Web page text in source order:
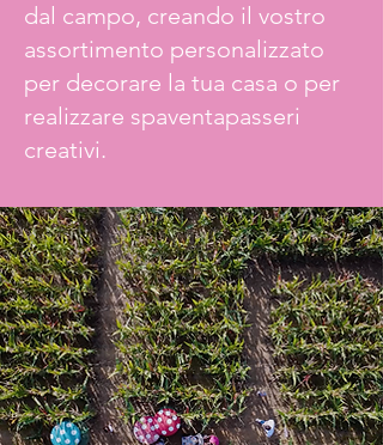
dal campo, creando il vostro
assortimento personalizzato
per decorare la tua casa o per
realizzare spaventapasseri
creativi.